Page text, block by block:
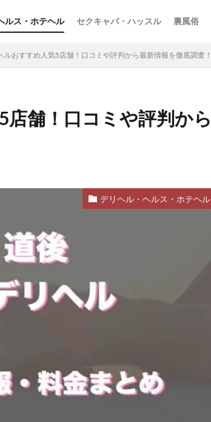
ルス・ホテヘル セクキャバ・ハッスル 裏風俗
ルおすすめ人気5店舗！口コミや評判から最新情報を徹底調査！
舗！口コミや評判から
デリヘル・ヘルス・ホテヘル